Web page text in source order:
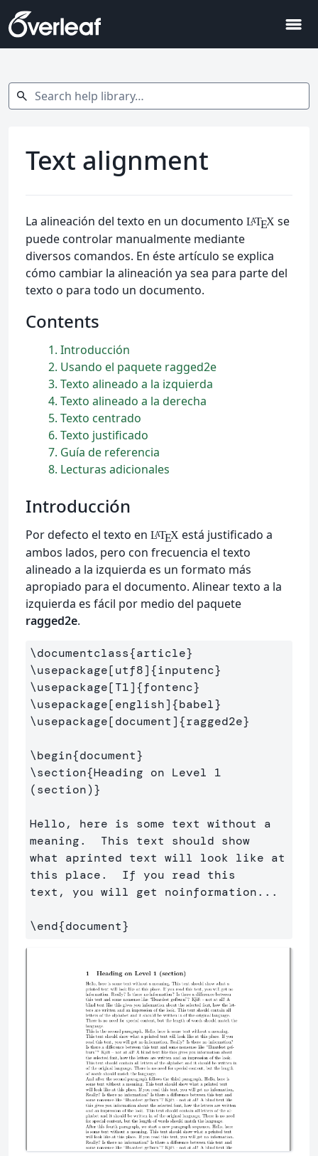
menu
Search help library…
search
Text alignment
La alineación del texto en un documento LATEXse
puede controlar manualmente mediante
diversos comandos. En éste artículo se explica
cómo cambiar la alineación ya sea para parte del
texto o para todo un documento.
Contents
1 Introducción
2 Usando el paquete ragged2e
3 Texto alineado a la izquierda
4 Texto alineado a la derecha
5 Texto centrado
6 Texto justificado
7 Guía de referencia
8 Lecturas adicionales
Introducción
Por defecto el texto en LATEXestá justificado a
ambos lados, pero con frecuencia el texto
alineado a la izquierda es un formato más
apropiado para el documento. Alinear texto a la
izquierda es fácil por medio del paquete
ragged2e.
\documentclass{article}
\usepackage[utf8]{inputenc}
\usepackage[T1]{fontenc}
\usepackage[english]{babel}
\usepackage[document]{ragged2e}
\begin{document}
\section{Heading on Level 1
(section)}
Hello, here is some text without a
meaning.  This text should show
what aprinted text will look like at
this place.  If you read this
text, you will get noinformation...
\end{document}